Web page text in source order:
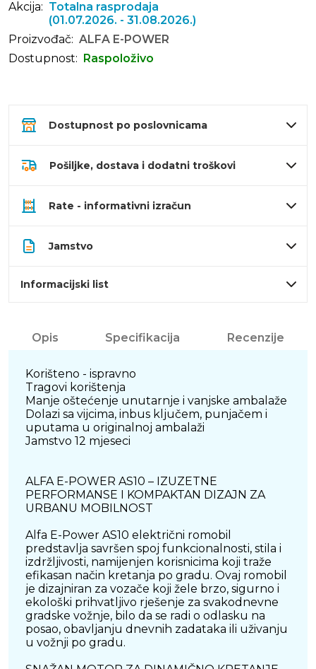
Akcija: Totalna rasprodaja
(01.07.2026. - 31.08.2026.)
Proizvođač: ALFA E-POWER
Dostupnost:
Raspoloživo
Dostupnost po poslovnicama
Pošiljke, dostava i dodatni troškovi
Rate - informativni izračun
Jamstvo
Informacijski list
Opis Specifikacija Recenzije
Korišteno - ispravno
Tragovi korištenja
Manje oštećenje unutarnje i vanjske ambalaže
Dolazi sa vijcima, inbus ključem, punjačem i
uputama u originalnoj ambalaži
Jamstvo 12 mjeseci
ALFA E-POWER AS10 – IZUZETNE
PERFORMANSE I KOMPAKTAN DIZAJN ZA
URBANU MOBILNOST
Alfa E-Power AS10 električni romobil
predstavlja savršen spoj funkcionalnosti, stila i
izdržljivosti, namijenjen korisnicima koji traže
efikasan način kretanja po gradu. Ovaj romobil
je dizajniran za vozače koji žele brzo, sigurno i
ekološki prihvatljivo rješenje za svakodnevne
gradske vožnje, bilo da se radi o odlasku na
posao, obavljanju dnevnih zadataka ili uživanju
u vožnji po gradu.